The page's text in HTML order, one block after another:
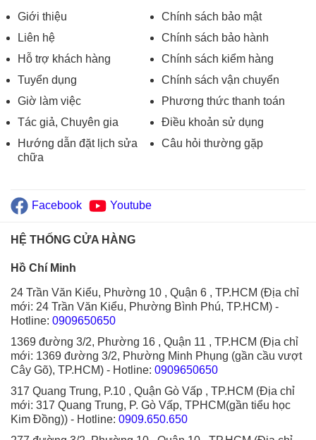
Giới thiệu
Liên hệ
Hỗ trợ khách hàng
Tuyển dụng
Giờ làm việc
Tác giả, Chuyên gia
Hướng dẫn đặt lịch sửa
chữa
Chính sách bảo mật
Chính sách bảo hành
Chính sách kiểm hàng
Chính sách vận chuyển
Phương thức thanh toán
Điều khoản sử dụng
Câu hỏi thường gặp
Facebook Youtube
HỆ THỐNG CỬA HÀNG
Hồ Chí Minh
24 Trần Văn Kiểu, Phường 10 , Quận 6 , TP.HCM (Địa chỉ
mới: 24 Trần Văn Kiểu, Phường Bình Phú, TP.HCM) -
Hotline: 0909650650
1369 đường 3/2, Phường 16 , Quận 11 , TP.HCM (Địa chỉ
mới: 1369 đường 3/2, Phường Minh Phụng (gần cầu vượt
Cây Gõ), TP.HCM) - Hotline: 0909650650
317 Quang Trung, P.10 , Quận Gò Vấp , TP.HCM (Địa chỉ
mới: 317 Quang Trung, P. Gò Vấp, TPHCM(gần tiểu học
Kim Đồng)) - Hotline: 0909.650.650